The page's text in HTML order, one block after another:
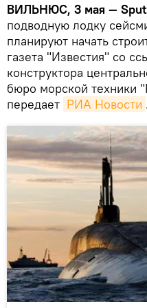
ВИЛЬНЮС, 3 мая —
подводную лодку
планируют начать
газета "Известия" со
конструктора
бюро морской техники
передает РИА Новости